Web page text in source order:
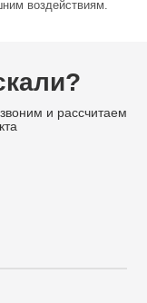
воздействиям.
и рассчитаем